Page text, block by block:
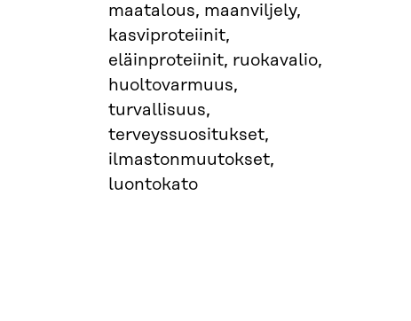
maatalous, maanviljely,
kasviproteiinit,
eläinproteiinit, ruokavalio,
huoltovarmuus,
turvallisuus,
terveyssuositukset,
ilmastonmuutokset,
luontokato